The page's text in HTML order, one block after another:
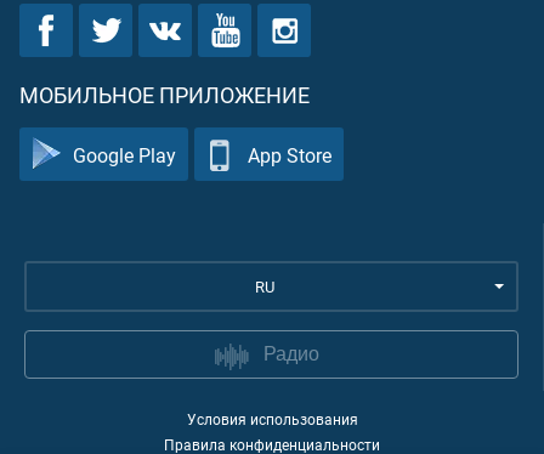
МОБИЛЬНОЕ ПРИЛОЖЕНИЕ
Google Play App Store
RU
Радио
Условия использования
Правила конфиденциальности